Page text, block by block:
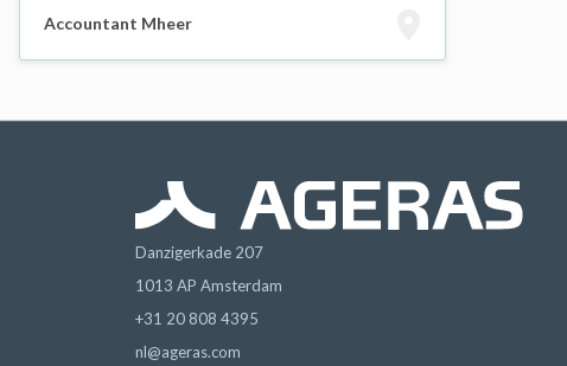
Accountant Mheer
Danzigerkade 207
1013 AP Amsterdam
+31 20 808 4395
nl@ageras.com